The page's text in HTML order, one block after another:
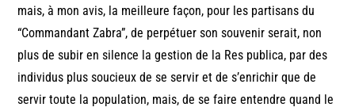
mais, à mon avis, la meilleure façon, pour les partisans du
“Commandant Zabra”, de perpétuer son souvenir serait, non
plus de subir en silence la gestion de la Res publica, par des
individus plus soucieux de se servir et de s’enrichir que de
servir toute la population, mais, de se faire entendre quand le